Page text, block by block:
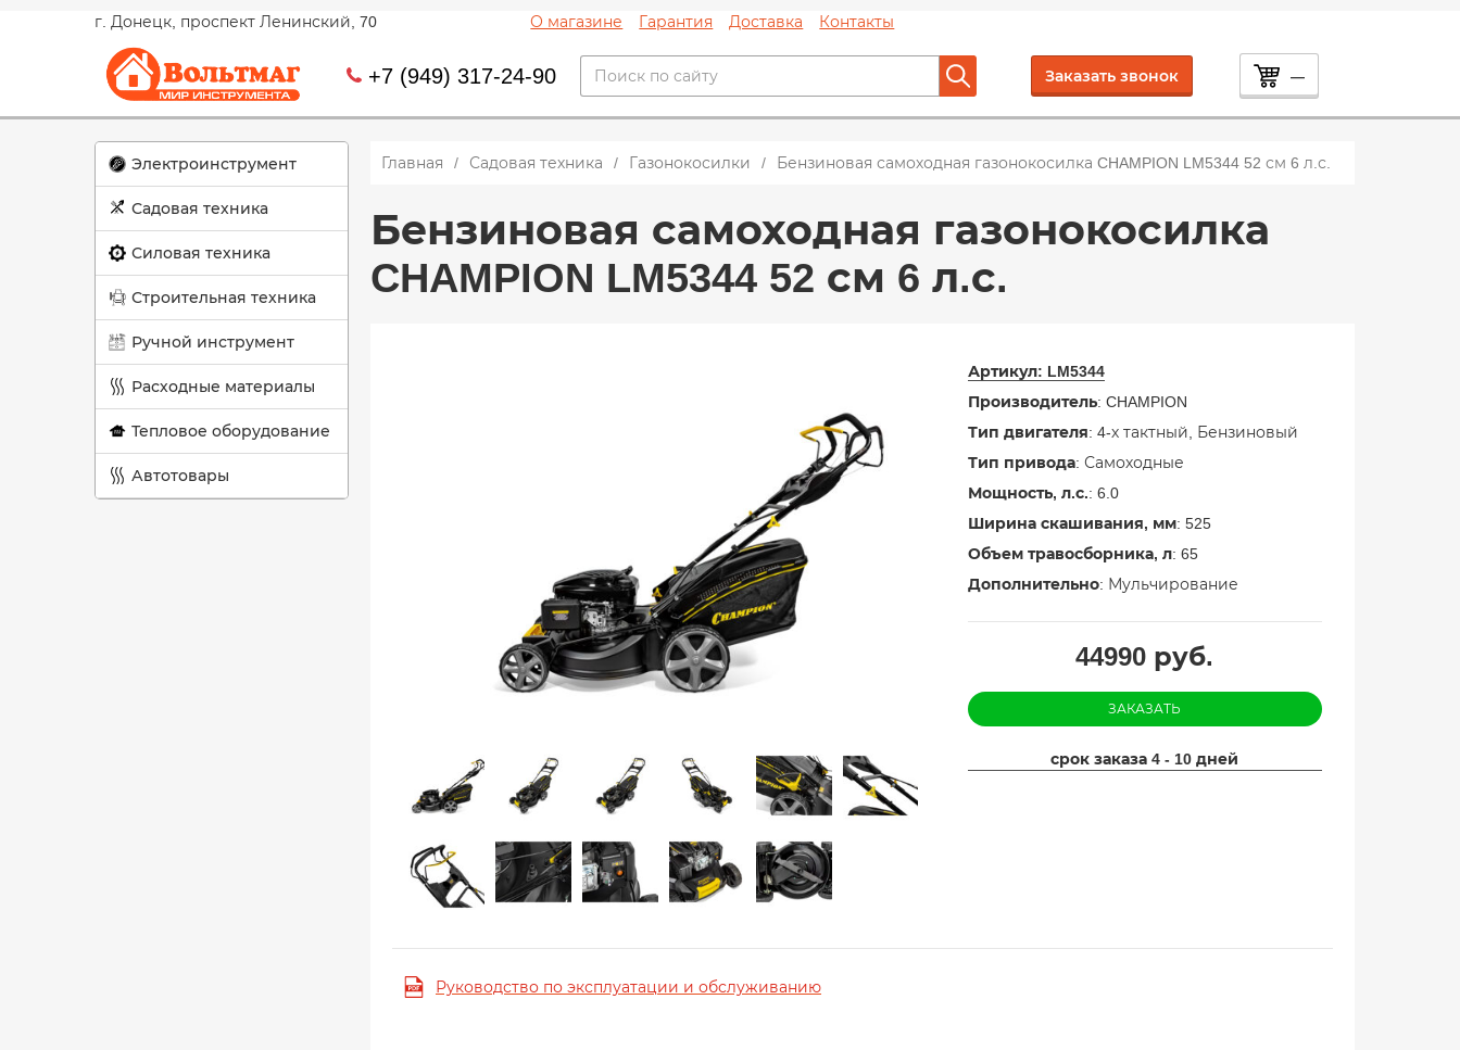
г. Донецк, проспект Ленинский, 70 О магазине Гарантия Доставка Контакты
+7 (949) 317-24-90 Заказать звонок —
Электроинструмент
Садовая техника
Силовая техника
Строительная техника
Ручной инструмент
Расходные материалы
Тепловое оборудование
Автотовары
Главная Садовая техника Газонокосилки Бензиновая самоходная газонокосилка CHAMPION LM5344 52 см 6 л.с.
Бензиновая самоходная газонокосилка
CHAMPION LM5344 52 см 6 л.с.
Артикул: LM5344
Производитель: CHAMPION
Тип двигателя: 4-х тактный, Бензиновый
Тип привода: Самоходные
Мощность, л.с.: 6.0
Ширина скашивания, мм: 525
Объем травосборника, л: 65
Дополнительно: Мульчирование
44990 руб.
ЗАКАЗАТЬ
срок заказа 4 - 10 дней
Руководство по эксплуатации и обслуживанию